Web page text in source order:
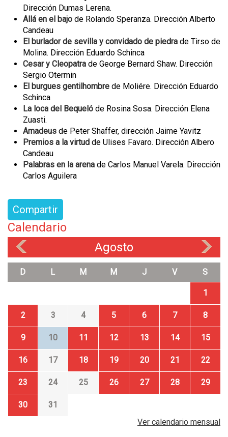
Dirección Dumas Lerena.
Allá en el bajo de Rolando Speranza. Dirección Alberto
Candeau
El burlador de sevilla y convidado de piedra de Tirso de
Molina. Dirección Eduardo Schinca
Cesar y Cleopatra de George Bernard Shaw. Dirección
Sergio Otermin
El burgues gentilhombre de Moliére. Dirección Eduardo
Schinca
La loca del Bequeló de Rosina Sosa. Dirección Elena
Zuasti.
Amadeus de Peter Shaffer, dirección Jaime Yavitz
Premios a la virtud de Ulises Favaro. Dirección Albero
Candeau
Palabras en la arena de Carlos Manuel Varela. Dirección
Carlos Aguilera
Compartir
Calendario
Agosto
D L M M J V S
1
2 3 4 5 6 7 8
9 10 11 12 13 14 15
16 17 18 19 20 21 22
23 24 25 26 27 28 29
30
31
Ver calendario mensual